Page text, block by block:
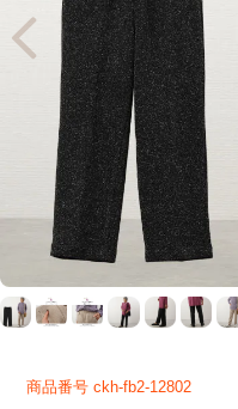
商品番号 ckh-fb2-12802